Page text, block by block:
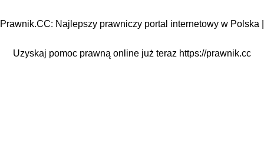
Prawnik.CC: Najlepszy prawniczy portal internetowy w Polska |
Uzyskaj pomoc prawną online już teraz https://prawnik.cc